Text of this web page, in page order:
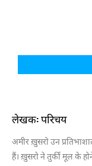
लेखक: परिचय
अमीर ख़ुसरो उन
हैं। ख़ुसरो ने तुर्की मूल के